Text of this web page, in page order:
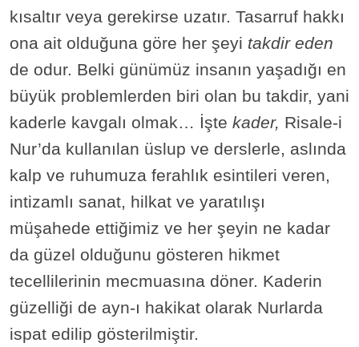
kısaltır veya gerekirse uzatır. Tasarruf hakkı
ona ait olduğuna göre her şeyi takdir eden
de odur. Belki günümüz insanın yaşadığı en
büyük problemlerden biri olan bu takdir, yani
kaderle kavgalı olmak… İşte kader, Risale-i
Nur’da kullanılan üslup ve derslerle, aslında
kalp ve ruhumuza ferahlık esintileri veren,
intizamlı sanat, hilkat ve yaratılışı
müşahede ettiğimiz ve her şeyin ne kadar
da güzel olduğunu gösteren hikmet
tecellilerinin mecmuasına döner. Kaderin
güzelliği de ayn-ı hakikat olarak Nurlarda
ispat edilip gösterilmiştir.